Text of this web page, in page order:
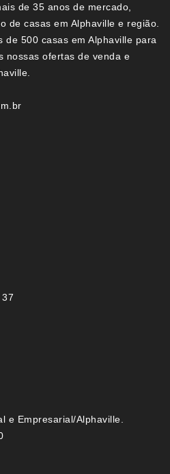
de 35 anos de mercado,
de casas em Alphaville e região.
de 500 casas em Alphaville para
nossas ofertas de venda e
e Empresarial/Alphaville.